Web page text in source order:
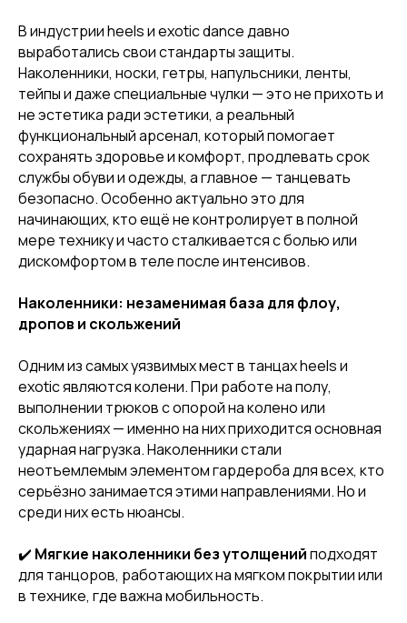
В индустрии heels и exotic dance давно
выработались свои стандарты защиты.
Наколенники, носки, гетры, напульсники, ленты,
тейпы и даже специальные чулки — это не прихоть и
не эстетика ради эстетики, а реальный
функциональный арсенал, который помогает
сохранять здоровье и комфорт, продлевать срок
службы обуви и одежды, а главное — танцевать
безопасно. Особенно актуально это для
начинающих, кто ещё не контролирует в полной
мере технику и часто сталкивается с болью или
дискомфортом в теле после интенсивов.
Наколенники: незаменимая база для флоу,
дропов и скольжений
Одним из самых уязвимых мест в танцах heels и
exotic являются колени. При работе на полу,
выполнении трюков с опорой на колено или
скольжениях — именно на них приходится основная
ударная нагрузка. Наколенники стали
неотъемлемым элементом гардероба для всех, кто
серьёзно занимается этими направлениями. Но и
среди них есть нюансы.
✔️ Мягкие наколенники без утолщенийподходят
для танцоров, работающих на мягком покрытии или
в технике, где важна мобильность.